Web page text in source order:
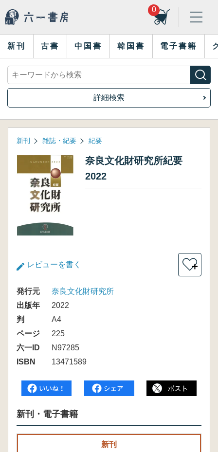
0
新刊 古書 中国書 韓国書 電子書籍
詳細検索
新刊 雑誌・紀要 紀要
奈良文化財研究所紀要
2022
レビューを書く ＋
発行元
奈良文化財研究所
出版年
2022
判
A4
ページ
225
六一ID
N97285
ISBN
13471589
新刊・電子書籍
新刊